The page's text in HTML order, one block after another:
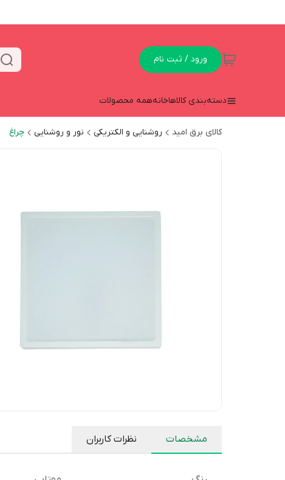
ورود / ثبت نام
دسته‌بندی کالاهاخانههمه محصولات
کالای برق امید روشنایی و الکتریکی نور و روشنایی چراغ
مشخصات نظرات کاربران